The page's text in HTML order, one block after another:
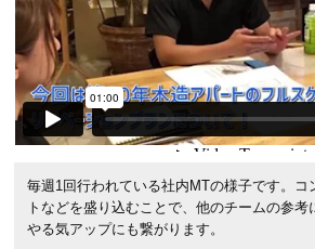
毎週1回行われている社内MTの様子です。コ
トなどを盛り込むことで、他のチームの参
やる気アップにも繋がります。